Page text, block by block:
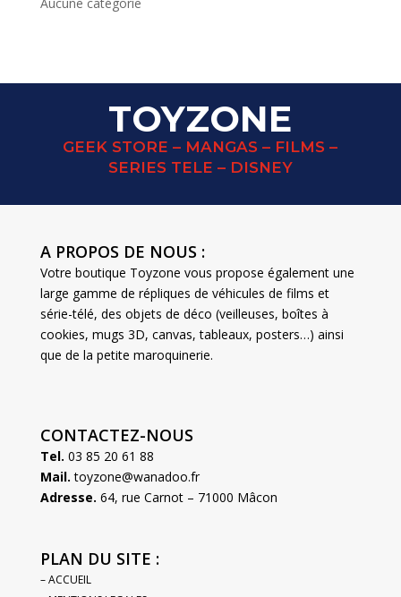
TOYZONE
GEEK STORE – MANGAS – FILMS –
SERIES TELE – DISNEY
A PROPOS DE NOUS :
Votre boutique Toyzone vous propose également une
large gamme de répliques de véhicules de films et
série-télé, des objets de déco (veilleuses, boîtes à
cookies, mugs 3D, canvas, tableaux, posters…) ainsi
que de la petite maroquinerie.
CONTACTEZ-NOUS
Tel. 03 85 20 61 88
Mail. toyzone@wanadoo.fr
Adresse. 64, rue Carnot – 71000 Mâcon
PLAN DU SITE :
– ACCUEIL